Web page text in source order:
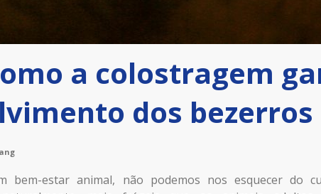
a colostragem
dos bezerros
bem-estar animal, não podemos nos esquecer do